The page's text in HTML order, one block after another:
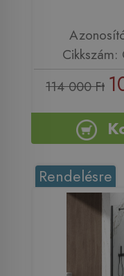
Cikkszám:
114 000 Ft
Rendelésre